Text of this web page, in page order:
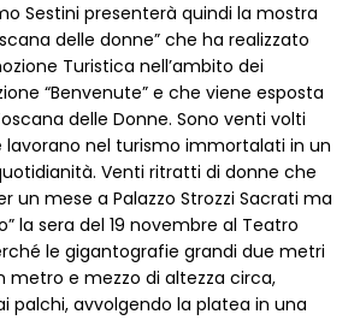
Sestini presenterà quindi la mostra
delle donne” che ha realizzato
Turistica nell’ambito dei
“Benvenute” e che viene esposta
delle Donne. Sono venti volti
lavorano nel turismo immortalati in un
Venti ritratti di donne che
un mese a Palazzo Strozzi Sacrati ma
la sera del 19 novembre al Teatro
le gigantografie grandi due metri
metro e mezzo di altezza circa,
palchi, avvolgendo la platea in una